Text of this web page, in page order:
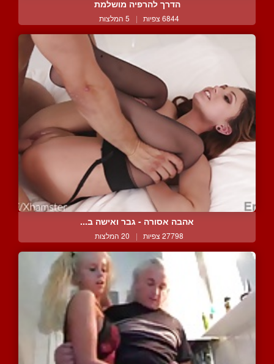
הדרך להרפיה מושלמת
6844 צפיות | 5 המלצות
אהבה אסורה - גבר ואישה ב...
27798 צפיות | 20 המלצות